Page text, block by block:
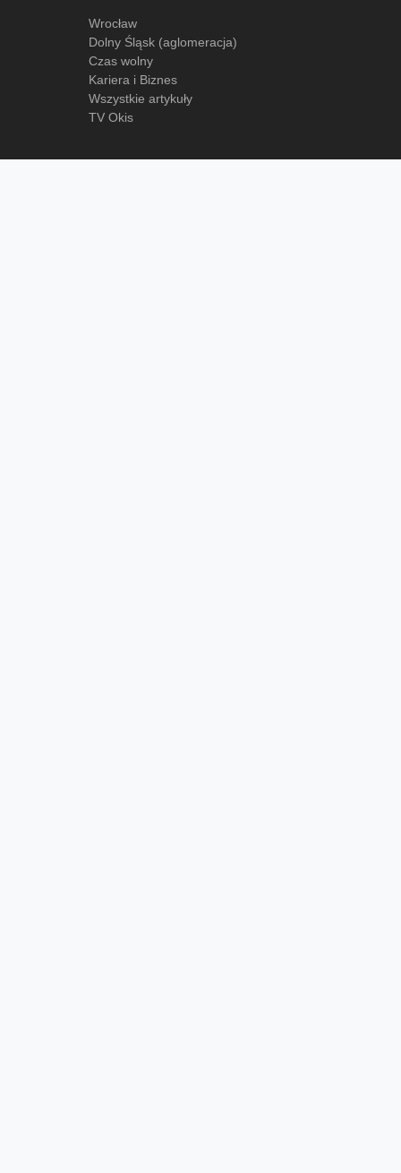
Wrocław
Dolny Śląsk (aglomeracja)
Czas wolny
Kariera i Biznes
Wszystkie artykuły
TV Okis